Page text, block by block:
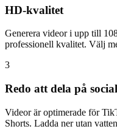
HD-kvalitet
Generera videor i upp till
professionell kvalitet. Välj
3
Redo att dela på
Videor är optimerade för
Shorts. Ladda ner utan